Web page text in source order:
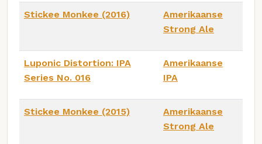
Stickee Monkee (2016)
Amerikaanse
Strong Ale
Luponic Distortion: IPA
Series No. 016
Amerikaanse
IPA
Stickee Monkee (2015)
Amerikaanse
Strong Ale